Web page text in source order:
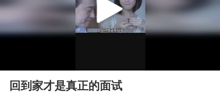
白海豚将正面袭击贯穿浙江
购飞机票7分钟后退票被扣2022元
Play
回到家才是真正的面试